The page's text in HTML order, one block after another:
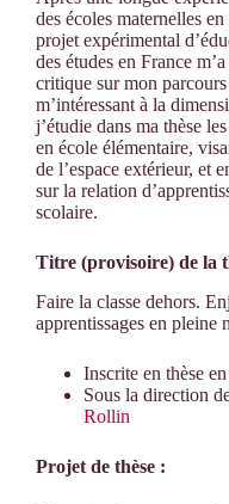
des écoles maternelles
projet expérimental
des études en France
critique sur mon
m’intéressant à la
j’étudie dans ma thèse
en école élémentaire,
de l’espace extérieur, et
sur la relation
scolaire.
Titre (provisoire) de la
Faire la classe dehors.
apprentissages en pleine
Inscrite en thèse
Sous la direction
Rollin
Projet de thèse :